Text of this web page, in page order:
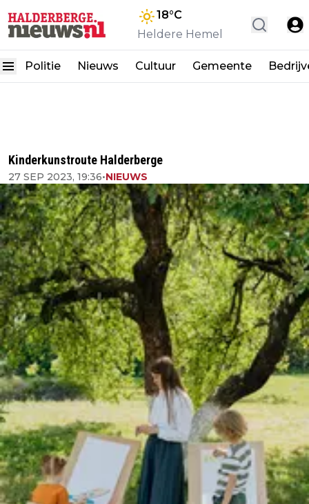
18°C
Heldere Hemel
Politie Nieuws Cultuur Gemeente
Kinderkunstroute Halderberge
27 SEP 2023, 19:36•NIEUWS